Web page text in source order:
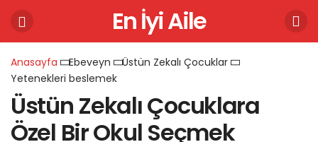
En İyi Aile
Anasayfa Ebeveyn
Üstün Zekalı Çocuklar
Yetenekleri beslemek
Üstün Zekalı Çocuklara
Özel Bir Okul Seçmek